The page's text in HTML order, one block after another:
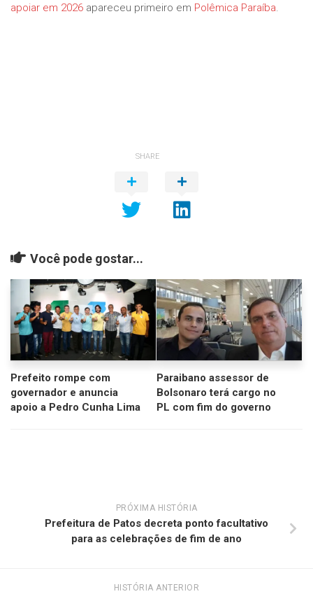
apoiar em 2026 apareceu primeiro em Polêmica Paraíba.
SHARE
Você pode gostar...
Prefeito rompe com
governador e anuncia
apoio a Pedro Cunha Lima
Paraibano assessor de
Bolsonaro terá cargo no
PL com fim do governo
PRÓXIMA HISTÓRIA
Prefeitura de Patos decreta ponto facultativo
para as celebrações de fim de ano
HISTÓRIA ANTERIOR